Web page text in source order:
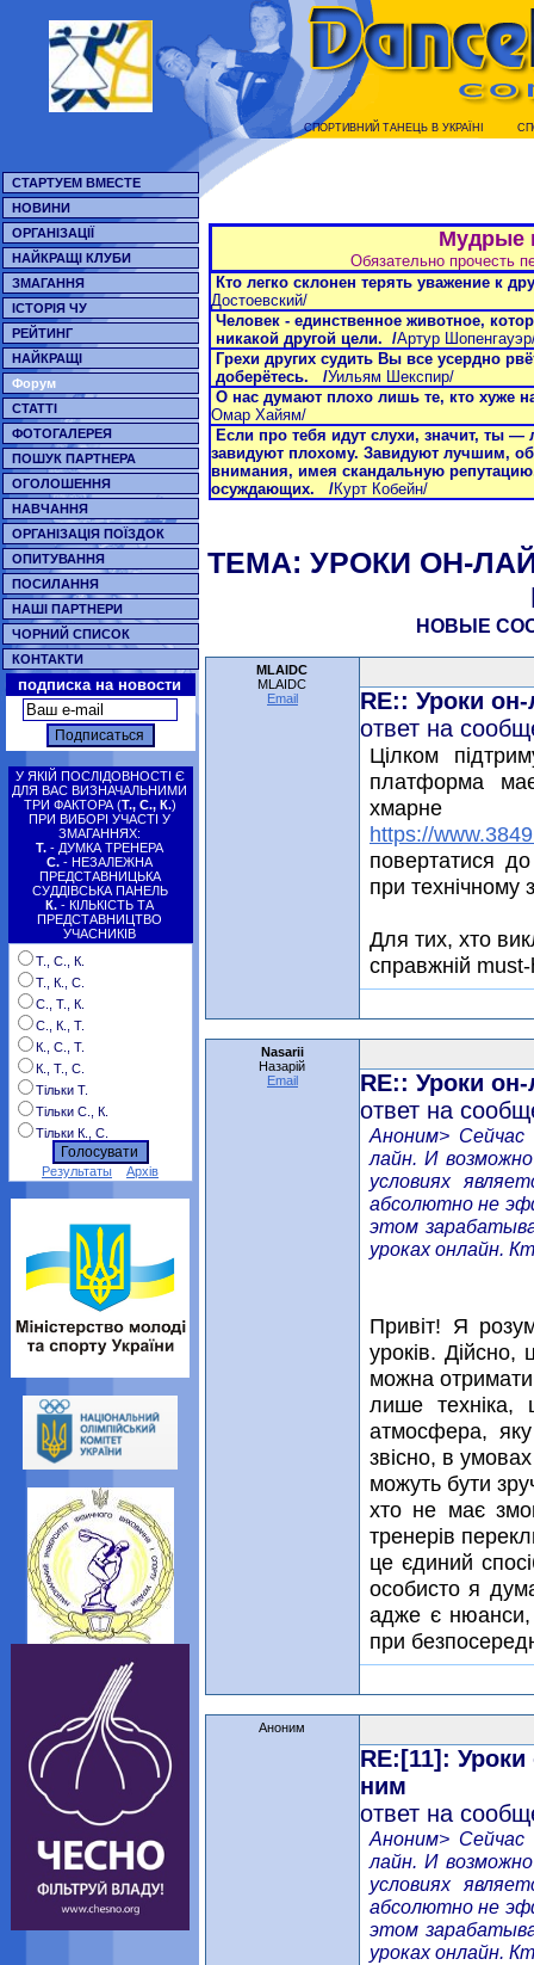
СТАРТУЕМ ВМЕСТЕ
НОВИНИ
ОРГАНІЗАЦІЇ
НАЙКРАЩІ КЛУБИ
ЗМАГАННЯ
ІСТОРІЯ ЧУ
РЕЙТИНГ
НАЙКРАЩІ
Форум
СТАТТІ
ФОТОГАЛЕРЕЯ
ПОШУК ПАРТНЕРА
ОГОЛОШЕННЯ
НАВЧАННЯ
ОРГАНІЗАЦІЯ ПОЇЗДОК
ОПИТУВАННЯ
ПОСИЛАННЯ
НАШІ ПАРТНЕРИ
ЧОРНИЙ СПИСОК
КОНТАКТИ
подписка на новости
У ЯКІЙ ПОСЛІДОВНОСТІ Є
ДЛЯ ВАС ВИЗНАЧАЛЬНИМИ
ТРИ ФАКТОРА (Т., С., К.)
ПРИ ВИБОРІ УЧАСТІ У
ЗМАГАННЯХ:
Т. - ДУМКА ТРЕНЕРА
С. - НЕЗАЛЕЖНА
ПРЕДСТАВНИЦЬКА
СУДДІВСЬКА ПАНЕЛЬ
К. - КІЛЬКІСТЬ ТА
ПРЕДСТАВНИЦТВО
УЧАСНИКІВ
Т., С., К.
Т., К., С.
С., Т., К.
С., К., Т.
К., С., Т.
К., Т., С.
Тільки Т.
Тільки С., К.
Тільки К., С.
Результаты Архів
СПОРТИВНИЙ ТАНЕЦЬ В УКРАЇНI
Мудрые
Обязательно прочесть
Кто легко склонен терять уважение к
Достоевский/
Человек - единственное животное,
никакой другой цели. /Артур
Грехи других судить Вы все усердно
доберётесь. /Уильям Шекспир/
О нас думают плохо лишь те, кто хуже
Омар Хайям/
Если про тебя идут слухи, значит, ты
завидуют плохому. Завидуют лучшим,
внимания, имея скандальную
осуждающих. /Курт Кобейн/
ТЕМА: УРОКИ ОН-
НОВЫЕ
MLAIDC
MLAIDC
Email
RE:: Уроки
ответ на
Цілком
платформа
хмарне
https://
повертатися
при технічному
Для тих, хто
справжній
Nasarii
Назарій
Email
RE:: Уроки
ответ на
Аноним> Сейчас
лайн. И
условиях
абсолютно не
этом
уроках онлайн.
Привіт! Я
уроків.
можна
лише техніка,
атмосфера,
звісно, в
можуть бути
хто не має
тренерів
це єдиний
особисто я
адже є нюанси,
при
Аноним
RE:[11]:
ним
ответ на
Аноним> Сейчас
лайн. И
условиях
абсолютно не
этом
уроках онлайн.